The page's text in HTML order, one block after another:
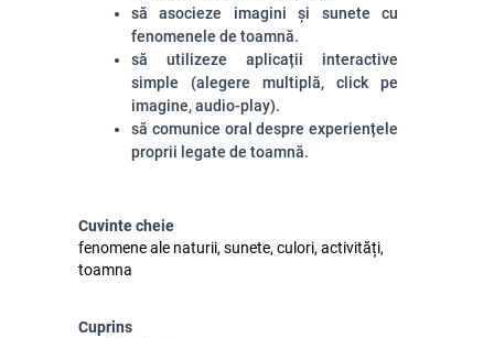
să asocieze imagini și sunete cu
fenomenele de toamnă.
să utilizeze aplicații interactive
simple (alegere multiplă, click pe
imagine, audio-play).
să comunice oral despre experiențele
proprii legate de toamnă.
Cuvinte cheie
fenomene ale naturii, sunete, culori, activități,
toamna
Cuprins